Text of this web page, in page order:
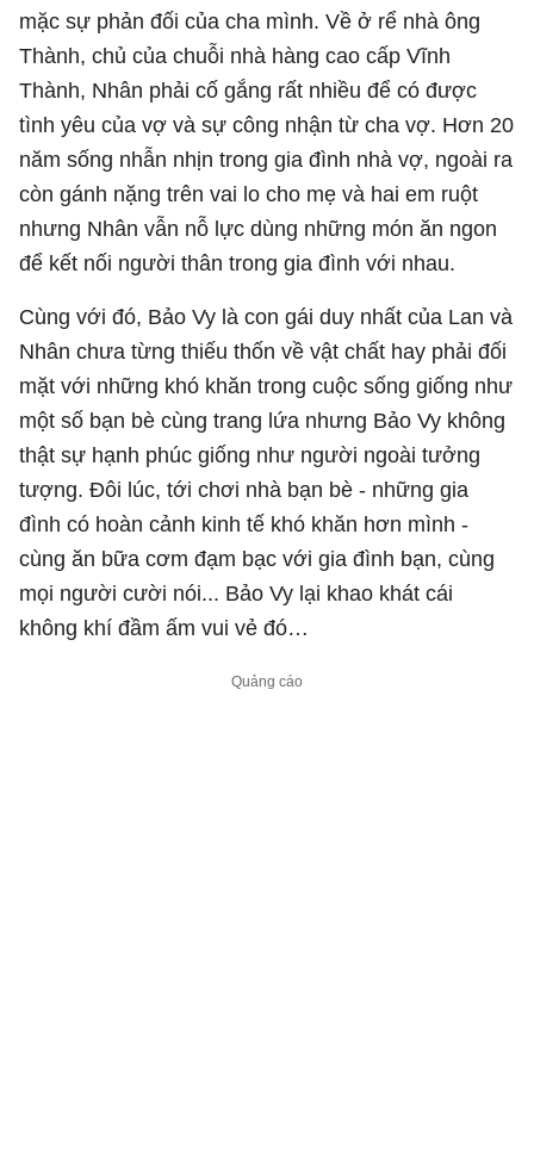
mặc sự phản đối của cha mình. Về ở rể nhà ông
Thành, chủ của chuỗi nhà hàng cao cấp Vĩnh
Thành, Nhân phải cố gắng rất nhiều để có được
tình yêu của vợ và sự công nhận từ cha vợ. Hơn 20
năm sống nhẫn nhịn trong gia đình nhà vợ, ngoài ra
còn gánh nặng trên vai lo cho mẹ và hai em ruột
nhưng Nhân vẫn nỗ lực dùng những món ăn ngon
để kết nối người thân trong gia đình với nhau.
Cùng với đó, Bảo Vy là con gái duy nhất của Lan và
Nhân chưa từng thiếu thốn về vật chất hay phải đối
mặt với những khó khăn trong cuộc sống giống như
một số bạn bè cùng trang lứa nhưng Bảo Vy không
thật sự hạnh phúc giống như người ngoài tưởng
tượng. Đôi lúc, tới chơi nhà bạn bè - những gia
đình có hoàn cảnh kinh tế khó khăn hơn mình -
cùng ăn bữa cơm đạm bạc với gia đình bạn, cùng
mọi người cười nói... Bảo Vy lại khao khát cái
không khí đầm ấm vui vẻ đó…